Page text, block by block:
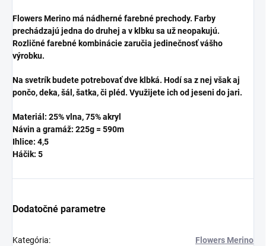
Flowers Merino má nádherné farebné prechody. Farby
prechádzajú jedna do druhej a v klbku sa už neopakujú.
Rozličné farebné kombinácie zaručia jedinečnosť vášho
výrobku.
Na svetrík budete potrebovať dve klbká. Hodí sa z nej však aj
pončo, deka, šál, šatka, či pléd. Využijete ich od jeseni do jari.
Materiál: 25% vlna, 75% akryl
Návin a gramáž: 225g = 590m
Ihlice: 4,5
Háčik: 5
Dodatočné parametre
Kategória: Flowers Merino